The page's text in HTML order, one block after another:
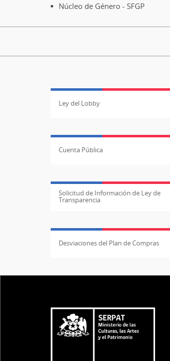
Núcleo de Género - SFGP
Ley del Lobby
Cuenta Pública
Solicitud de Información de Ley de
Transparencia
Desviaciones del Plan de Compras